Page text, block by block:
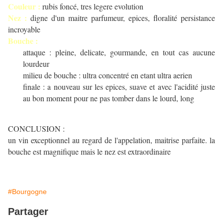
Couleur : rubis foncé, tres legere evolution
Nez : digne d'un maitre parfumeur, epices, floralité persistance
incroyable
Bouche :
attaque : pleine, delicate, gourmande, en tout cas aucune
lourdeur
milieu de bouche : ultra concentré en etant ultra aerien
finale : a nouveau sur les epices, suave et avec l'acidité juste
au bon moment pour ne pas tomber dans le lourd, long
CONCLUSION :
un vin exceptionnel au regard de l'appelation, maitrise parfaite. la
bouche est magnifique mais le nez est extraordinaire
#Bourgogne
Partager